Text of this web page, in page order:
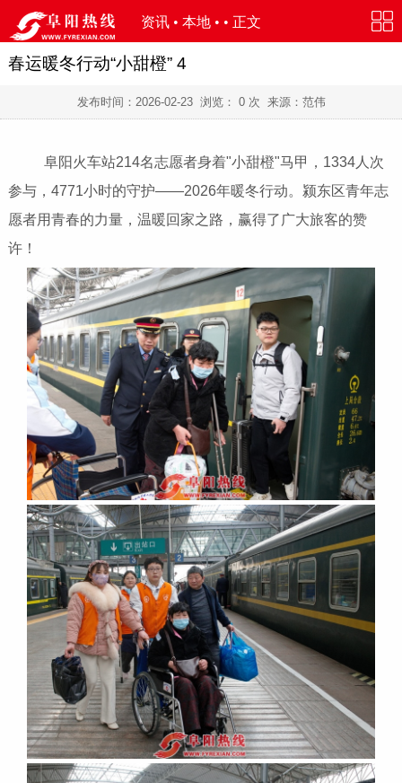
资讯 • 本地 • • 正文
春运暖冬行动“小甜橙” 4
发布时间： 2026-02-23浏览： 0次 来源：范伟
阜阳火车站214名志愿者身着"小甜橙"马甲，1334人次
参与，4771小时的守护——2026年暖冬行动。颍东区青年志
愿者用青春的力量，温暖回家之路，赢得了广大旅客的赞
许！